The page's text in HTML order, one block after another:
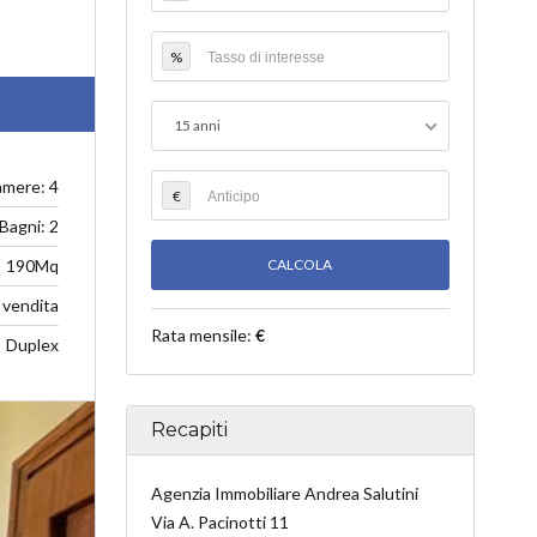
4
2
190Mq
vendita
Duplex
%
15 anni
€
Rata mensile: €
Recapiti
Agenzia Immobiliare Andrea Salutini
Via A. Pacinotti 11